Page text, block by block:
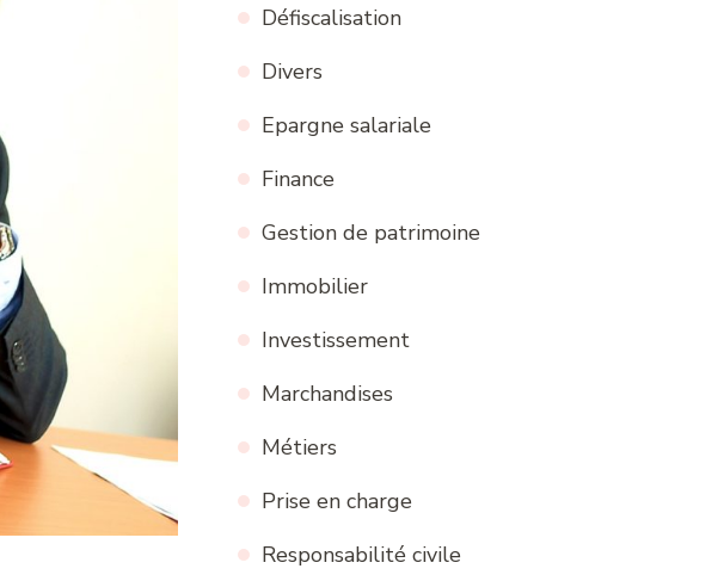
Défiscalisation
Divers
Epargne salariale
Finance
Gestion de patrimoine
Immobilier
Investissement
Marchandises
Métiers
Prise en charge
Responsabilité civile